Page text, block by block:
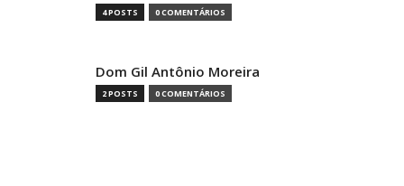
4 POSTS 0 COMENTÁRIOS
Dom Gil Antônio Moreira
2 POSTS 0 COMENTÁRIOS